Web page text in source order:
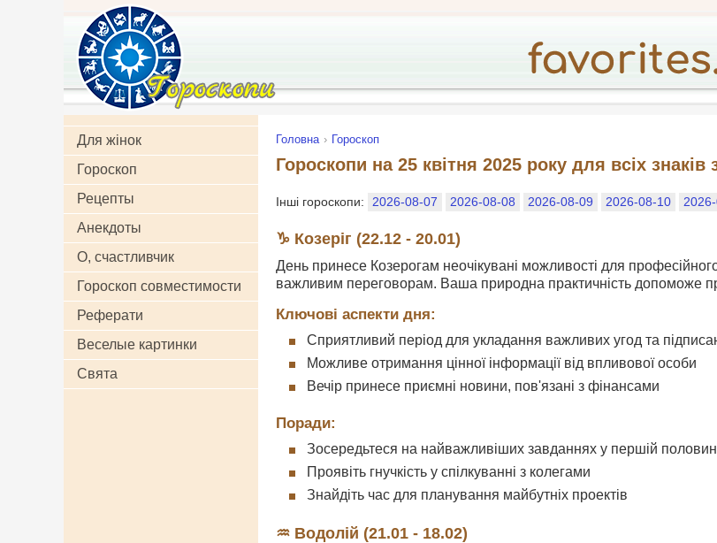
Для жінок
Гороскоп
Рецепты
Анекдоты
О, счастливчик
Гороскоп совместимости
Реферати
Веселые картинки
Свята
Головна Гороскоп
Гороскопи на 25 квітня 2025 року для всіх знаків
Інші гороскопи: 2026-08-07 2026-08-08 2026-08-09 2026-08-10
♑ Козеріг (22.12 - 20.01)
День принесе Козерогам неочікувані можливості для
важливим переговорам. Ваша природна практичність допоможе
Ключові аспекти дня:
Сприятливий період для укладання важливих угод та
Можливе отримання цінної інформації від впливової особи
Вечір принесе приємні новини, пов'язані з фінансами
Поради:
Зосередьтеся на найважливіших завданнях у першій
Проявіть гнучкість у спілкуванні з колегами
Знайдіть час для планування майбутніх проектів
♒ Водолій (21.01 - 18.02)